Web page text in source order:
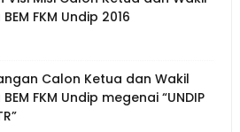
FKM Undip 2016
Calon Ketua dan Wakil
FKM Undip megenai “UNDIP